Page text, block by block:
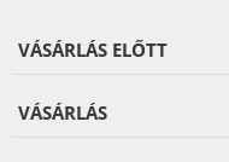
VÁSÁRLÁS ELŐTT
VÁSÁRLÁS